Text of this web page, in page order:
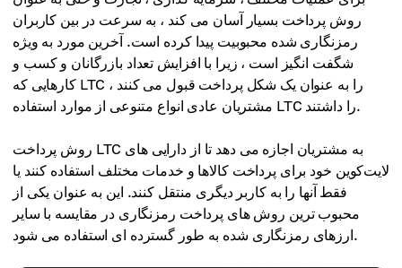
روش پرداخت بسیار آسان می کند ، به سرعت در بین کاربران
رمزنگاری شده محبوبیت پیدا کرده است. آخرین مورد به ویژه
شگفت انگیز است ، زیرا با افزایش تعداد بازرگانان و کسب و
کارهایی که LTC را به عنوان یک شکل پرداخت قبول می کنند ،
مشتریان عادی انواع متنوعی از موارد استفاده LTC را داشتند.
روش پرداخت LTC به مشتریان اجازه می دهد تا از دارایی های
لایت‌کوین خود برای پرداخت کالاها و خدمات مختلف استفاده کنند یا
فقط آنها را به کاربر دیگری منتقل کنند. این به عنوان یکی از
محبوب ترین روش های پرداخت رمزنگاری در مقایسه با سایر
ارزهای رمزنگاری شده به طور گسترده ای استفاده می شود.